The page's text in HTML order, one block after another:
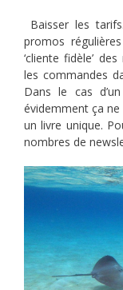
Baisser les
promos
‘cliente fidèle’
les commandes
Dans le cas
évidemment ça ne
un livre unique.
nombres de